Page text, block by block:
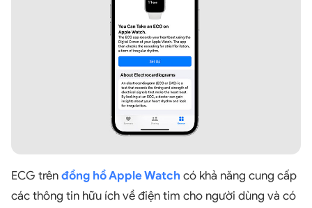
ECG trênđồng hồ Apple Watch có khả năng cung cấp
các thông tin hữu ích về điện tim cho người dùng và có